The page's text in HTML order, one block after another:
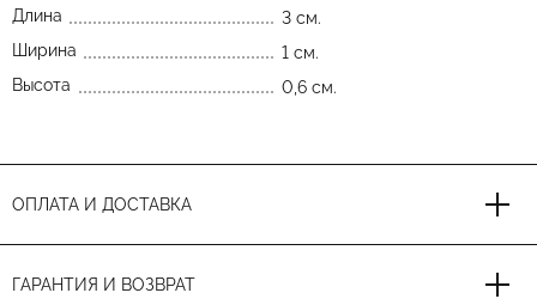
Длина
3 см.
Ширина
1 см.
Высота
0,6 см.
ОПЛАТА И ДОСТАВКА
ГАРАНТИЯ И ВОЗВРАТ